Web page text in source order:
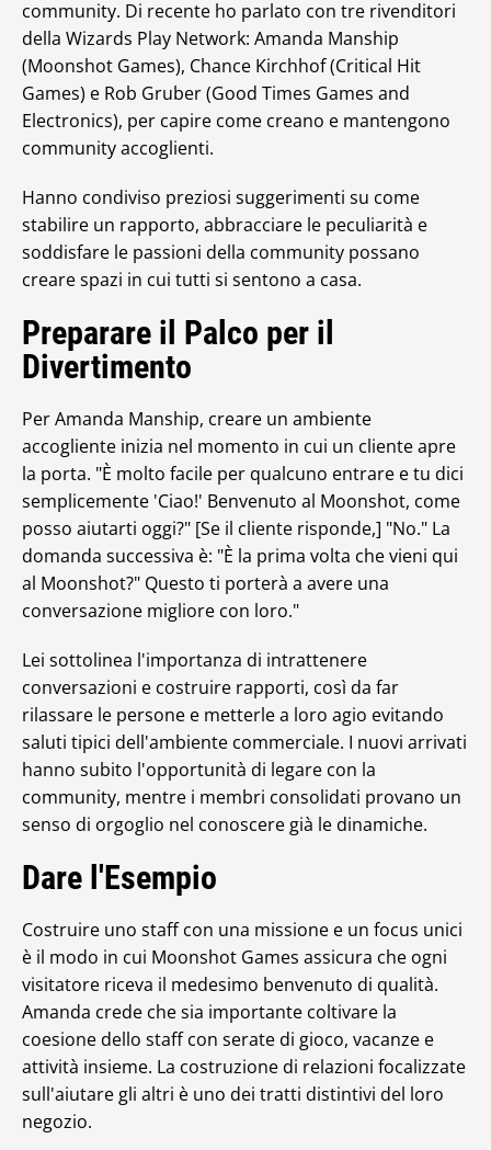
community. Di recente ho parlato con tre rivenditori
della Wizards Play Network: Amanda Manship
(Moonshot Games), Chance Kirchhof (Critical Hit
Games) e Rob Gruber (Good Times Games and
Electronics), per capire come creano e mantengono
community accoglienti.
Hanno condiviso preziosi suggerimenti su come
stabilire un rapporto, abbracciare le peculiarità e
soddisfare le passioni della community possano
creare spazi in cui tutti si sentono a casa.
Preparare il Palco per il
Divertimento
Per Amanda Manship, creare un ambiente
accogliente inizia nel momento in cui un cliente apre
la porta. "È molto facile per qualcuno entrare e tu dici
semplicemente 'Ciao!' Benvenuto al Moonshot, come
posso aiutarti oggi?" [Se il cliente risponde,] "No." La
domanda successiva è: "È la prima volta che vieni qui
al Moonshot?" Questo ti porterà a avere una
conversazione migliore con loro."
Lei sottolinea l'importanza di intrattenere
conversazioni e costruire rapporti, così da far
rilassare le persone e metterle a loro agio evitando
saluti tipici dell'ambiente commerciale. I nuovi arrivati
hanno subito l'opportunità di legare con la
community, mentre i membri consolidati provano un
senso di orgoglio nel conoscere già le dinamiche.
Dare l'Esempio
Costruire uno staff con una missione e un focus unici
è il modo in cui Moonshot Games assicura che ogni
visitatore riceva il medesimo benvenuto di qualità.
Amanda crede che sia importante coltivare la
coesione dello staff con serate di gioco, vacanze e
attività insieme. La costruzione di relazioni focalizzate
sull'aiutare gli altri è uno dei tratti distintivi del loro
negozio.